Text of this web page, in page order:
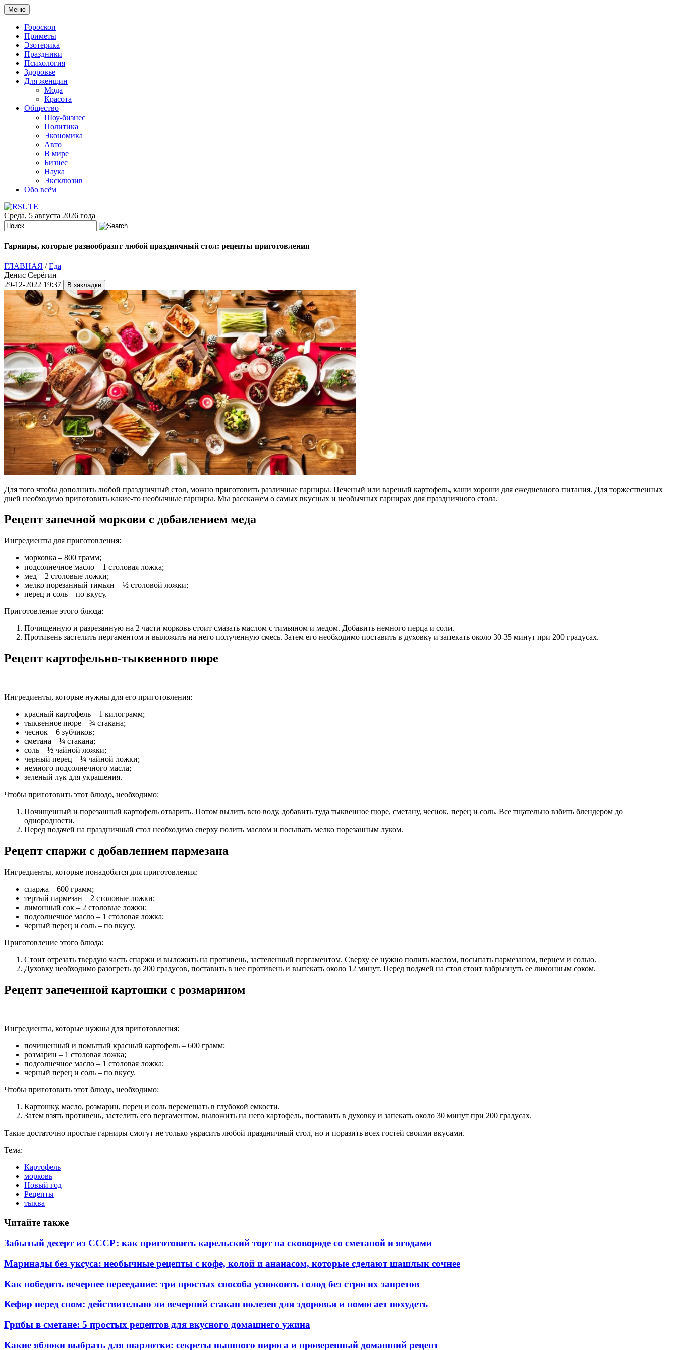
Меню
Гороскоп
Приметы
Эзотерика
Праздники
Психология
Здоровье
Для женщин
Мода
Красота
Общество
Шоу-бизнес
Политика
Экономика
Авто
В мире
Бизнес
Наука
Эксклюзив
Обо всём
Среда, 5 августа 2026 года
Гарниры, которые разнообразят любой праздничный стол: рецепты приготовления
ГЛАВНАЯ /Еда
Денис Серёгин
29-12-2022 19:37
Для того чтобы дополнить любой праздничный стол, можно приготовить различные гарниры. Печеный или вареный картофель, каши хороши для ежедневного питания. Для торжественных
дней необходимо приготовить какие-то необычные гарниры. Мы расскажем о самых вкусных и необычных гарнирах для праздничного стола.
Рецепт запечной моркови с добавлением меда
Ингредиенты для приготовления:
морковка – 800 грамм;
подсолнечное масло – 1 столовая ложка;
мед – 2 столовые ложки;
мелко порезанный тимьян – ½ столовой ложки;
перец и соль – по вкусу.
Приготовление этого блюда:
Почищенную и разрезанную на 2 части морковь стоит смазать маслом с тимьяном и медом. Добавить немного перца и соли.
Противень застелить пергаментом и выложить на него полученную смесь. Затем его необходимо поставить в духовку и запекать около 30-35 минут при 200 градусах.
Рецепт картофельно-тыквенного пюре
Ингредиенты, которые нужны для его приготовления:
красный картофель – 1 килограмм;
тыквенное пюре – ¾ стакана;
чеснок – 6 зубчиков;
сметана – ¼ стакана;
соль – ½ чайной ложки;
черный перец – ¼ чайной ложки;
немного подсолнечного масла;
зеленый лук для украшения.
Чтобы приготовить этот блюдо, необходимо:
Почищенный и порезанный картофель отварить. Потом вылить всю воду, добавить туда тыквенное пюре, сметану, чеснок, перец и соль. Все тщательно взбить блендером до
однородности.
Перед подачей на праздничный стол необходимо сверху полить маслом и посыпать мелко порезанным луком.
Рецепт спаржи с добавлением пармезана
Ингредиенты, которые понадобятся для приготовления:
спаржа – 600 грамм;
тертый пармезан – 2 столовые ложки;
лимонный сок – 2 столовые ложки;
подсолнечное масло – 1 столовая ложка;
черный перец и соль – по вкусу.
Приготовление этого блюда:
Стоит отрезать твердую часть спаржи и выложить на противень, застеленный пергаментом. Сверху ее нужно полить маслом, посыпать пармезаном, перцем и солью.
Духовку необходимо разогреть до 200 градусов, поставить в нее противень и выпекать около 12 минут. Перед подачей на стол стоит взбрызнуть ее лимонным соком.
Рецепт запеченной картошки с розмарином
Ингредиенты, которые нужны для приготовления:
почищенный и помытый красный картофель – 600 грамм;
розмарин – 1 столовая ложка;
подсолнечное масло – 1 столовая ложка;
черный перец и соль – по вкусу.
Чтобы приготовить этот блюдо, необходимо:
Картошку, масло, розмарин, перец и соль перемешать в глубокой емкости.
Затем взять противень, застелить его пергаментом, выложить на него картофель, поставить в духовку и запекать около 30 минут при 200 градусах.
Такие достаточно простые гарниры смогут не только украсить любой праздничный стол, но и поразить всех гостей своими вкусами.
Тема:
Картофель
морковь
Новый год
Рецепты
тыква
Читайте также
Забытый десерт из СССР: как приготовить карельский торт на сковороде со сметаной и ягодами
Маринады без уксуса: необычные рецепты с кофе, колой и ананасом, которые сделают шашлык сочнее
Как победить вечернее переедание: три простых способа успокоить голод без строгих запретов
Кефир перед сном: действительно ли вечерний стакан полезен для здоровья и помогает похудеть
Грибы в сметане: 5 простых рецептов для вкусного домашнего ужина
Какие яблоки выбрать для шарлотки: секреты пышного пирога и проверенный домашний рецепт